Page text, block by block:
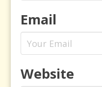
Email
Website